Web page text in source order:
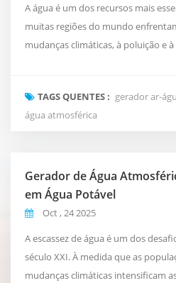
A água é um dos recursos mais
muitas regiões do mundo
mudanças climáticas, à poluição e
umidade do ar em água potável e
AWGs O princípio por trás de um
TAGS QUENTES : gerador ar-
água atmosférica
Gerador de Água
em Água Potável
Oct , 24 2025
A escassez de água é um dos
século XXI. À medida que as
mudanças climáticas intensificam